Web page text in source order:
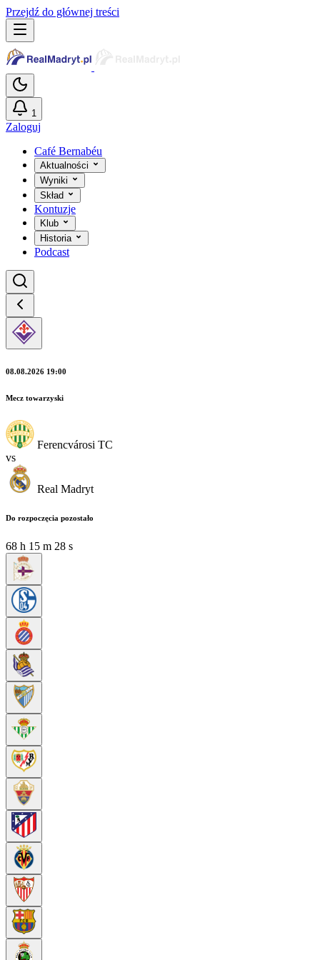
Przejdź do głównej treści
1
Zaloguj
Café Bernabéu
Aktualności
Wyniki
Skład
Kontuzje
Klub
Historia
Podcast
08.08.2026 19:00
Mecz towarzyski
Ferencvárosi TC
vs
Real Madryt
Do rozpoczęcia pozostało
68 h 15 m 28 s